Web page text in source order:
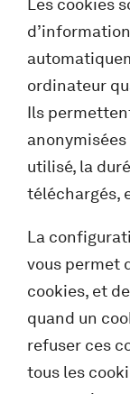
Les cookies
ordinateur
Ils
utilisé, la
téléchargés,
La
vous permet
cookies, et
quand un
refuser ces
tous les